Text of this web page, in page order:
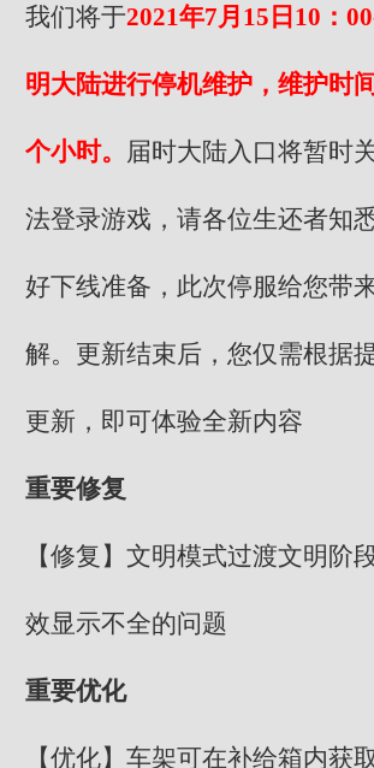
我们将于2021年7月15日10：
明大陆进行停机维护，维护时
个小时。 届时大陆入口将暂时
法登录游戏，请各位生还者知
好下线准备，此次停服给您带
解。更新结束后，您仅需根据
更新，即可体验全新内容
重要修复
【修复】文明模式过渡文明阶
效显示不全的问题
重要优化
【优化】车架可在补给箱内获